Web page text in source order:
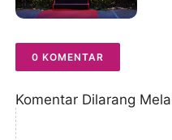
0 KOMENTAR
Komentar Dilarang